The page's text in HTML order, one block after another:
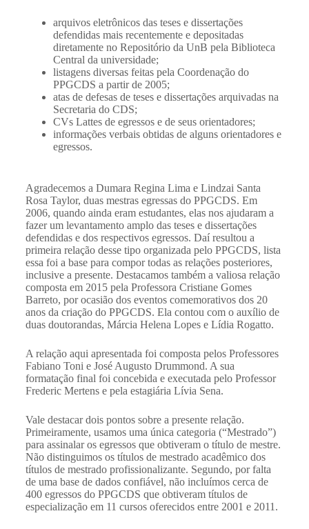
arquivos eletrônicos das teses e dissertações
defendidas mais recentemente e depositadas
diretamente no Repositório da UnB pela Biblioteca
Central da universidade;
listagens diversas feitas pela Coordenação do
PPGCDS a partir de 2005;
atas de defesas de teses e dissertações arquivadas na
Secretaria do CDS;
CVs Lattes de egressos e de seus orientadores;
informações verbais obtidas de alguns orientadores e
egressos.
Agradecemos a Dumara Regina Lima e Lindzai Santa
Rosa Taylor, duas mestras egressas do PPGCDS. Em
2006, quando ainda eram estudantes, elas nos ajudaram a
fazer um levantamento amplo das teses e dissertações
defendidas e dos respectivos egressos. Daí resultou a
primeira relação desse tipo organizada pelo PPGCDS, lista
essa foi a base para compor todas as relações posteriores,
inclusive a presente. Destacamos também a valiosa relação
composta em 2015 pela Professora Cristiane Gomes
Barreto, por ocasião dos eventos comemorativos dos 20
anos da criação do PPGCDS. Ela contou com o auxílio de
duas doutorandas, Márcia Helena Lopes e Lídia Rogatto.
A relação aqui apresentada foi composta pelos Professores
Fabiano Toni e José Augusto Drummond. A sua
formatação final foi concebida e executada pelo Professor
Frederic Mertens e pela estagiária Lívia Sena.
Vale destacar dois pontos sobre a presente relação.
Primeiramente, usamos uma única categoria (“Mestrado”)
para assinalar os egressos que obtiveram o título de mestre.
Não distinguimos os títulos de mestrado acadêmico dos
títulos de mestrado profissionalizante. Segundo, por falta
de uma base de dados confiável, não incluímos cerca de
400 egressos do PPGCDS que obtiveram títulos de
especialização em 11 cursos oferecidos entre 2001 e 2011.